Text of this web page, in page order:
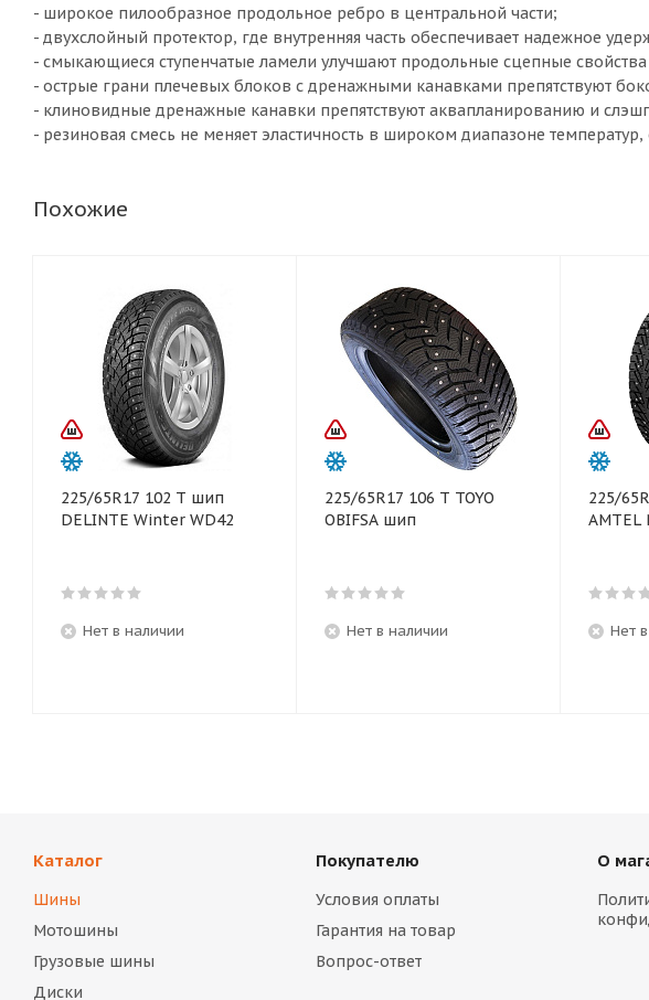
- широкое пилообразное продольное ребро в центральной части;
- двухслойный протектор, где внутренняя часть обеспечивает надежное
- смыкающиеся ступенчатые ламели улучшают продольные сцепные свойства
- острые грани плечевых блоков с дренажными канавками препятствуют
- клиновидные дренажные канавки препятствуют аквапланированию и
- резиновая смесь не меняет эластичность в широком диапазоне
Похожие
225/65R17 102 T шип
DELINTE Winter WD42
Нет в наличии
225/65R17 106 T TOYO
OBIFSA шип
Нет в наличии
225/
AMTEL
Нет
Каталог
Шины
Мотошины
Грузовые шины
Диски
Покупателю
Условия оплаты
Гарантия на товар
Вопрос-ответ
О